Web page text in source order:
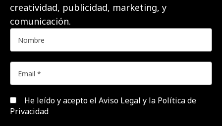
creatividad, publicidad, marketing, y
comunicación.
He leído y acepto el Aviso Legal y la Política de
Privacidad